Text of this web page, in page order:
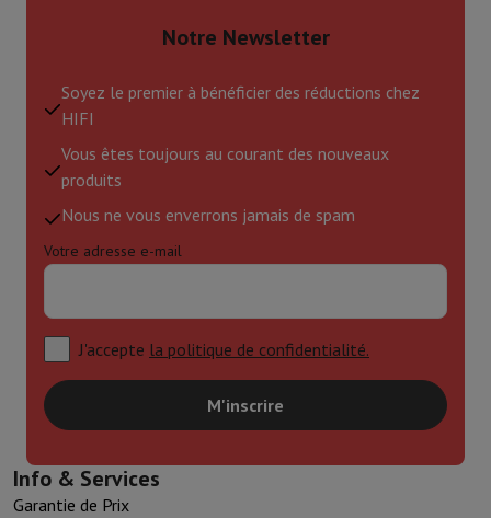
Notre Newsletter
Soyez le premier à bénéficier des réductions chez
HIFI
Vous êtes toujours au courant des nouveaux
produits
Nous ne vous enverrons jamais de spam
Votre adresse e-mail
J'accepte la politique de confidentialité.
M'inscrire
Info & Services
Garantie de Prix